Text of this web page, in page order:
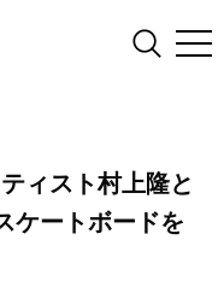
ィスト村上隆と
ケートボードを